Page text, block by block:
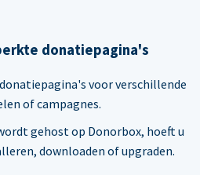
donatiepagina's
voor verschillende
of campagnes.
gehost op Donorbox, hoeft u
downloaden of upgraden.